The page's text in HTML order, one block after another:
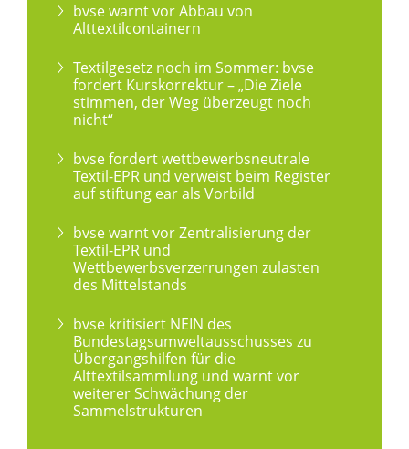
bvse warnt vor Abbau von
Alttextilcontainern
Textilgesetz noch im Sommer: bvse
fordert Kurskorrektur – „Die Ziele
stimmen, der Weg überzeugt noch
nicht“
bvse fordert wettbewerbsneutrale
Textil-EPR und verweist beim Register
auf stiftung ear als Vorbild
bvse warnt vor Zentralisierung der
Textil-EPR und
Wettbewerbsverzerrungen zulasten
des Mittelstands
bvse kritisiert NEIN des
Bundestagsumweltausschusses zu
Übergangshilfen für die
Alttextilsammlung und warnt vor
weiterer Schwächung der
Sammelstrukturen